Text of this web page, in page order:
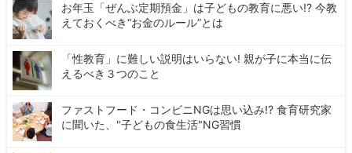
お年玉「ぜんぶ定期預金」は子どもの教育に悪い!? 今教
えておくべき“お金のルール”とは
「性教育」に難しい説明はいらない! 親が子に本当に伝
えるべき３つのこと
ファストフード・コンビニNGは思い込み!? 食育研究家
に聞いた、"子どもの食生活"NG習慣